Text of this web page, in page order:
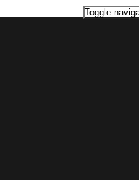
Toggle